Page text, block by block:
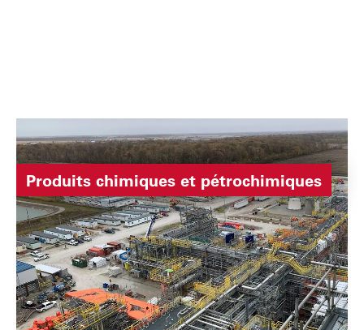
Produits chimiques et pétrochimiques